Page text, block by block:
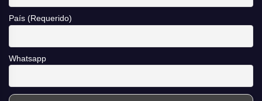
País (Requerido)
Whatsapp